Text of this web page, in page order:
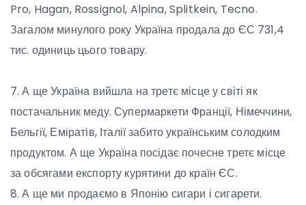
Pro, Hagan, Rossignol, Alpina, Splitkein, Tecno.
Загалом минулого року Україна продала до ЄС 731,4
тис. одиниць цього товару.
7. А ще Україна вийшла на третє місце у світі як
постачальник меду. Супермаркети Франції, Німеччини,
Бельгії, Еміратів, Італії забито українським солодким
продуктом. А ще Україна посідає почесне третє місце
за обсягами експорту курятини до країн ЄС.
8. А ще ми продаємо в Японію сигари і сигарети.